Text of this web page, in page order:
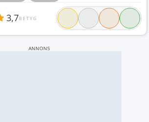
3,7BETYG
ANNONS